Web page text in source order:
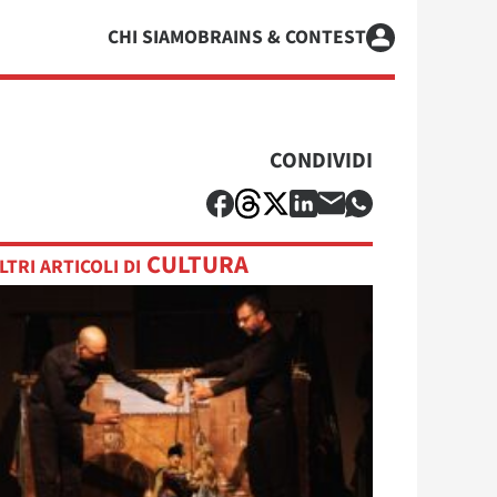
CHI SIAMOBRAINS & CONTEST
CONDIVIDI
ARTICOLI DI CULTURA